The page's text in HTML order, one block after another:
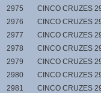
2975
CINCO CRUZES
2976
CINCO CRUZES
2977
CINCO CRUZES
2978
CINCO CRUZES
2979
CINCO CRUZES
2980
CINCO CRUZES
2981
CINCO CRUZES